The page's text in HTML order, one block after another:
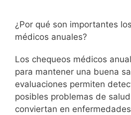
¿Por qué son importantes
médicos anuales?
Los chequeos médicos
para mantener una buena
evaluaciones permiten
posibles problemas de
conviertan en